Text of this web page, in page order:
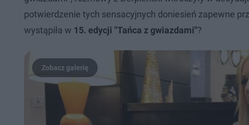
potwierdzenie tych sensacyjnych doniesień zapewne
wystąpiła w 15. edycji "Tańca z gwiazdami"?